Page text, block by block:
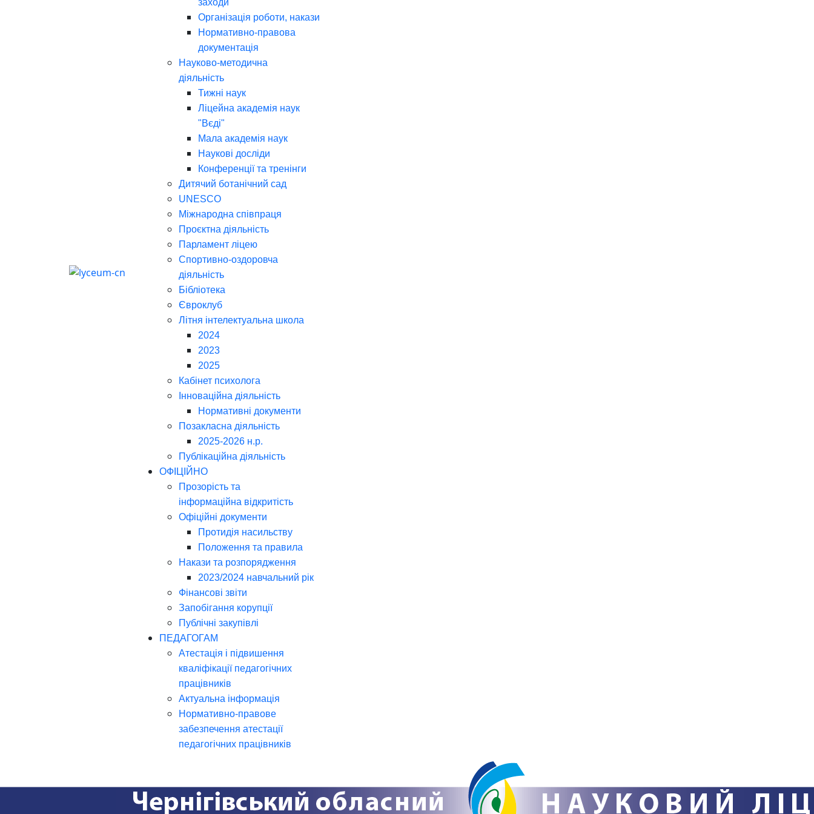
заходи
Організація роботи, накази
Нормативно-правова
документація
Науково-методична
діяльність
Тижні наук
Ліцейна академія наук
"Вєді"
Мала академія наук
Наукові досліди
Конференції та тренінги
Дитячий ботанічний сад
UNESCO
Міжнародна співпраця
Проєктна діяльність
Парламент ліцею
Спортивно-оздоровча
діяльність
Бібліотека
Євроклуб
Літня інтелектуальна школа
2024
2023
2025
Кабінет психолога
Інноваційна діяльність
Нормативні документи
Позакласна діяльність
2025-2026 н.р.
Публікаційна діяльність
ОФІЦІЙНО
Прозорість та
інформаційна відкритість
Офіційні документи
Протидія насильству
Положення та правила
Накази та розпорядження
2023/2024 навчальний рік
Фінансові звіти
Запобігання корупції
Публічні закупівлі
ПЕДАГОГАМ
Атестація і підвишення
кваліфікації педагогічних
працівників
Актуальна інформація
Нормативно-правове
забезпечення атестації
педагогічних працівників